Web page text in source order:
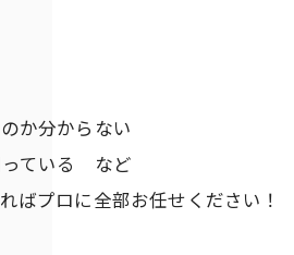
か分からない
っている など
ばプロに全部お任せください！